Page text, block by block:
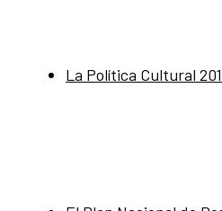
La Política Cultural